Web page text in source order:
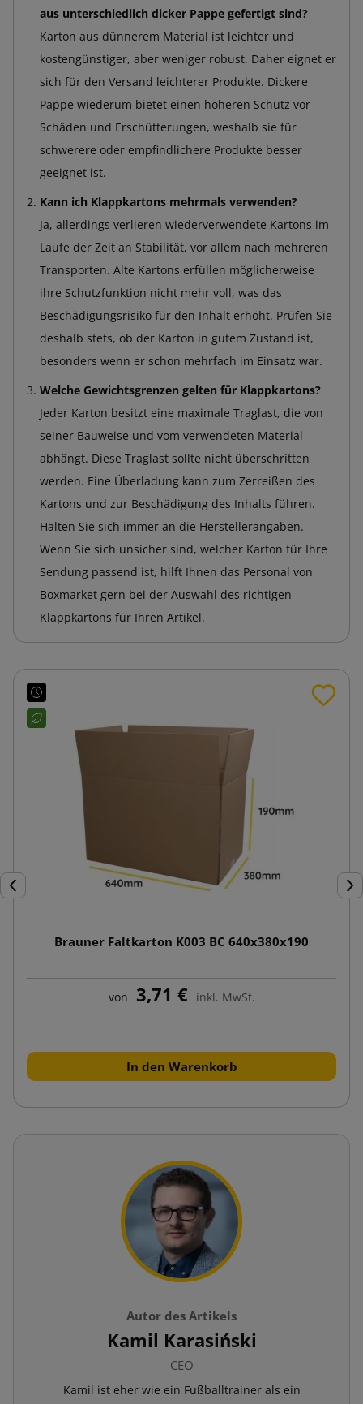
aus unterschiedlich dicker Pappe gefertigt sind?
Karton aus dünnerem Material ist leichter und
kostengünstiger, aber weniger robust. Daher eignet er
sich für den Versand leichterer Produkte. Dickere
Pappe wiederum bietet einen höheren Schutz vor
Schäden und Erschütterungen, weshalb sie für
schwerere oder empfindlichere Produkte besser
geeignet ist.
Kann ich Klappkartons mehrmals verwenden?
Ja, allerdings verlieren wiederverwendete Kartons im
Laufe der Zeit an Stabilität, vor allem nach mehreren
Transporten. Alte Kartons erfüllen möglicherweise
ihre Schutzfunktion nicht mehr voll, was das
Beschädigungsrisiko für den Inhalt erhöht. Prüfen Sie
deshalb stets, ob der Karton in gutem Zustand ist,
besonders wenn er schon mehrfach im Einsatz war.
Welche Gewichtsgrenzen gelten für Klappkartons?
Jeder Karton besitzt eine maximale Traglast, die von
seiner Bauweise und vom verwendeten Material
abhängt. Diese Traglast sollte nicht überschritten
werden. Eine Überladung kann zum Zerreißen des
Kartons und zur Beschädigung des Inhalts führen.
Halten Sie sich immer an die Herstellerangaben.
Wenn Sie sich unsicher sind, welcher Karton für Ihre
Sendung passend ist, hilft Ihnen das Personal von
Boxmarket gern bei der Auswahl des richtigen
Klappkartons für Ihren Artikel.
Zurück
Brauner Faltkarton K003 BC 640x380x190
von 3,71 € inkl. MwSt.
In den Warenkorb
Autor des Artikels
Kamil Karasiński
CEO
Kamil ist eher wie ein Fußballtrainer als ein